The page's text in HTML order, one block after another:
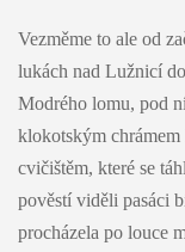
Vezměme to ale od
lukách nad Lužnicí
Modrého lomu, pod
klokotským
cvičištěm, které se
pověstí viděli pasáci
procházela po louce